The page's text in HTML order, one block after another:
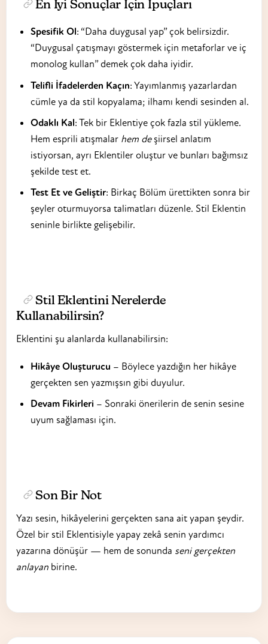
En İyi Sonuçlar İçin İpuçları
Spesifik Ol: “Daha duygusal yap” çok belirsizdir.
“Duygusal çatışmayı göstermek için metaforlar ve iç
monolog kullan” demek çok daha iyidir.
Telifli İfadelerden Kaçın: Yayımlanmış yazarlardan
cümle ya da stil kopyalama; ilhamı kendi sesinden al.
Odaklı Kal: Tek bir Eklentiye çok fazla stil yükleme.
Hem esprili atışmalar hem deşiirsel anlatım
istiyorsan, ayrı Eklentiler oluştur ve bunları bağımsız
şekilde test et.
Test Et ve Geliştir: Birkaç Bölüm ürettikten sonra bir
şeyler oturmuyorsa talimatları düzenle. Stil Eklentin
seninle birlikte gelişebilir.
Stil Eklentini Nerelerde
Kullanabilirsin?
Eklentini şu alanlarda kullanabilirsin:
Hikâye Oluşturucu – Böylece yazdığın her hikâye
gerçekten sen yazmışsın gibi duyulur.
Devam Fikirleri – Sonraki önerilerin de senin sesine
uyum sağlaması için.
Son Bir Not
Yazı sesin, hikâyelerini gerçekten sana ait yapan şeydir.
Özel bir stil Eklentisiyle yapay zekâ senin yardımcı
yazarına dönüşür — hem de sonunda seni gerçekten
anlayan birine.